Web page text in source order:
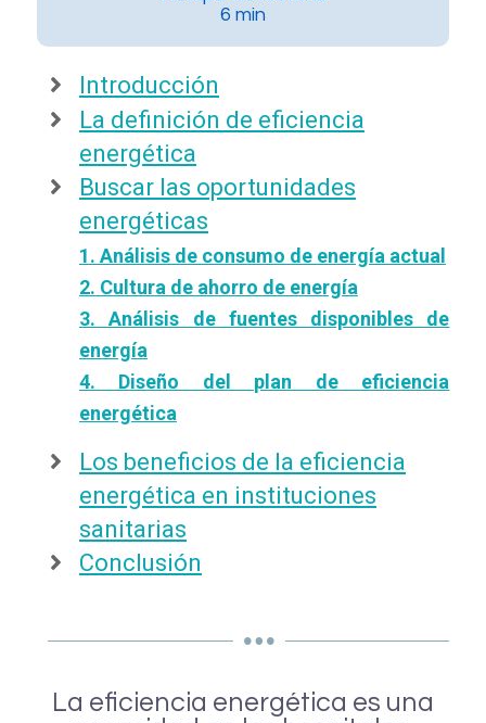
6 min
Introducción
La definición de eficiencia
energética
Buscar las oportunidades
energéticas
1. Análisis de consumo de energía actual
2. Cultura de ahorro de energía
3. Análisis de fuentes disponibles de
energía
4. Diseño del plan de eficiencia
energética
Los beneficios de la eficiencia
energética en instituciones
sanitarias
Conclusión
La eficiencia energética es una